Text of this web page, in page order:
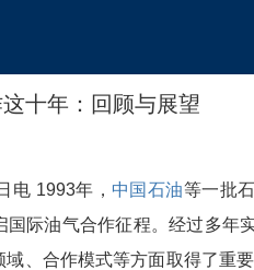
十年：回顾与展望
电 1993年， 中国石油等一批
国际油气合作征程。经过多年
、合作模式等方面取得了重